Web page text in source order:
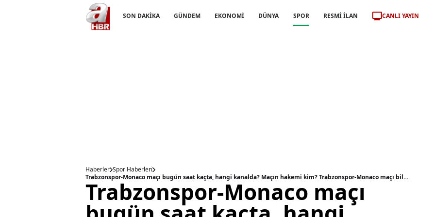
SON DAKİKA GÜNDEM EKONOMİ DÜNYA SPOR RESMİ İLAN CANLI YAYIN
Haberler Spor Haberleri
Trabzonspor-Monaco maçı bugün saat kaçta, hangi kanalda? Maçın hakemi kim? Trabzonspor-Monaco maçı bilet fiyatları ne kadar, kaç TL?
Trabzonspor-Monaco maçı